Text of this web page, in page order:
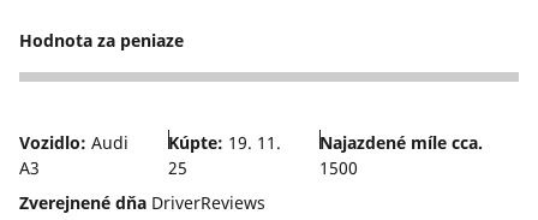
Hodnota za peniaze
3
Vozidlo: Audi
A3
Kúpte: 19. 11.
25
Najazdené míle cca.
1500
Zverejnené dňa DriverReviews